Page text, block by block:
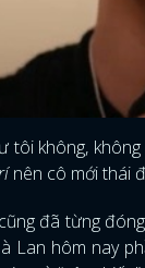
tôi không,
nên cô mới thái
đã từng
Lan hôm nay